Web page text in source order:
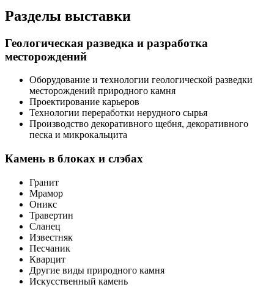
Разделы выставки
Геологическая разведка и разработка
месторождений
Оборудование и технологии геологической разведки
месторождений природного камня
Проектирование карьеров
Технологии переработки нерудного сырья
Производство декоративного щебня, декоративного
песка и микрокальцита
Камень в блоках и слэбах
Гранит
Мрамор
Оникс
Травертин
Сланец
Известняк
Песчаник
Кварцит
Другие виды природного камня
Искусственный камень